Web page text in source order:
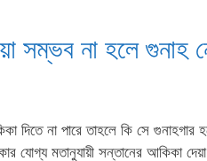
সম্ভব না হলে গুনাহ
দিতে না পারে তাহলে কি সে গুনাহগার
যোগ্য মতানুযায়ী সন্তানের আকিকা